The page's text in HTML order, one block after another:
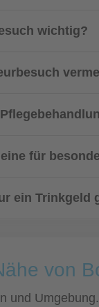
wichtig?
für
ein Trinkgeld
von
und